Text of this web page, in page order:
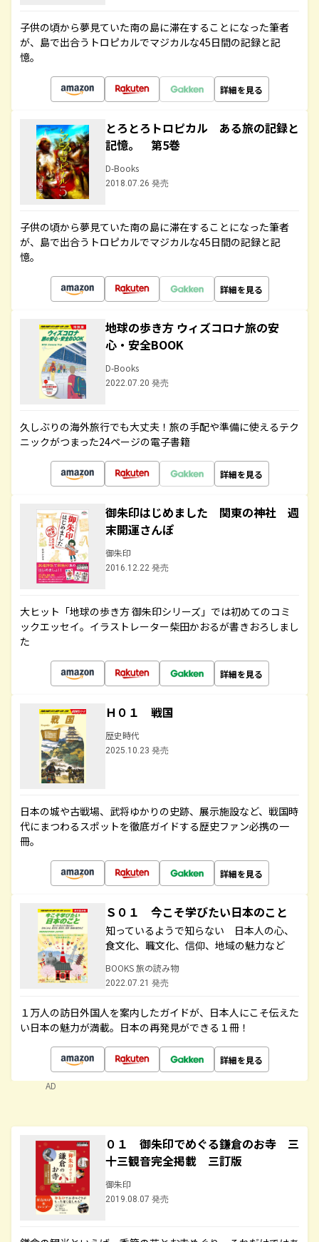
子供の頃から夢見ていた南の島に滞在することになった筆者
が、島で出合うトロピカルでマジカルな45日間の記録と記
憶。
詳細を見る
とろとろトロピカル ある旅の記録と
記憶。 第5巻
D-Books
2018.07.26 発売
子供の頃から夢見ていた南の島に滞在することになった筆者
が、島で出合うトロピカルでマジカルな45日間の記録と記
憶。
詳細を見る
地球の歩き方 ウィズコロナ旅の安
心・安全BOOK
D-Books
2022.07.20 発売
久しぶりの海外旅行でも大丈夫！旅の手配や準備に使えるテク
ニックがつまった24ページの電子書籍
詳細を見る
御朱印はじめました 関東の神社 週
末開運さんぽ
御朱印
2016.12.22 発売
大ヒット「地球の歩き方 御朱印シリーズ」では初めてのコミ
ックエッセイ。イラストレーター柴田かおるが書きおろしまし
た
詳細を見る
Ｈ０１ 戦国
歴史時代
2025.10.23 発売
日本の城や古戦場、武将ゆかりの史跡、展示施設など、戦国時
代にまつわるスポットを徹底ガイドする歴史ファン必携の一
冊。
詳細を見る
Ｓ０１ 今こそ学びたい日本のこと
知っているようで知らない 日本人の心、
食文化、職文化、信仰、地域の魅力など
BOOKS 旅の読み物
2022.07.21 発売
１万人の訪日外国人を案内したガイドが、日本人にこそ伝えた
い日本の魅力が満載。日本の再発見ができる１冊！
詳細を見る
AD
０１ 御朱印でめぐる鎌倉のお寺 三
十三観音完全掲載 三訂版
御朱印
2019.08.07 発売